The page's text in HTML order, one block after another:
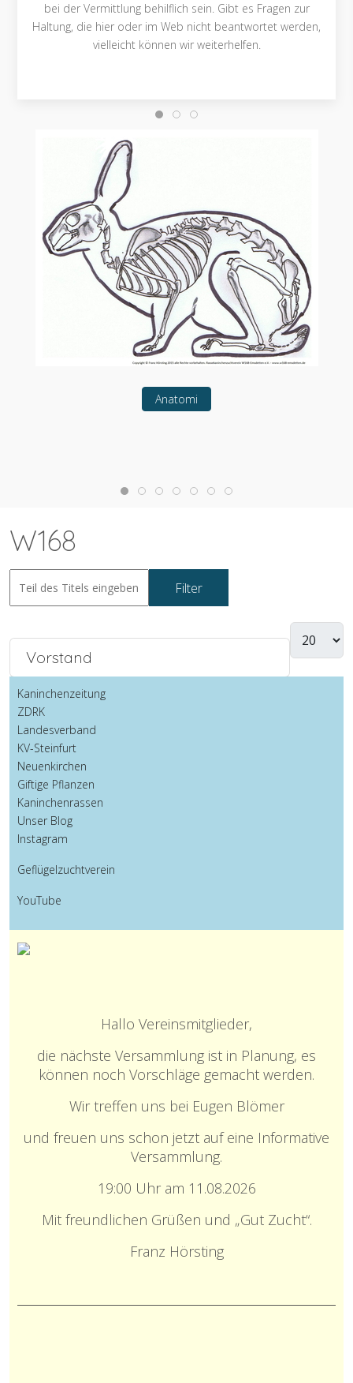
bei der Vermittlung behilflich sein. Gibt es Fragen zur
Haltung, die hier oder im Web nicht beantwortet werden,
vielleicht können wir weiterhelfen.
Anatomi
W168
Filter
Vorstand
Kaninchenzeitung
ZDRK
Landesverband
KV-Steinfurt
Neuenkirchen
Giftige Pflanzen
Kaninchenrassen
Unser Blog
Instagram
Geflügelzuchtverein
YouTube
Hallo Vereinsmitglieder,
die nächste Versammlung ist in Planung, es
können noch Vorschläge gemacht werden.
Wir treffen uns bei Eugen Blömer
und freuen uns schon jetzt auf eine Informative
Versammlung.
19:00 Uhr am 11.08.2026
Mit freundlichen Grüßen und „Gut Zucht“.
Franz Hörsting